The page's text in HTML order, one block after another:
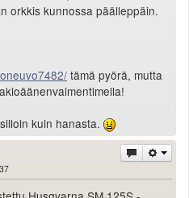
orkkis kunnossa päälleppäin.
tämä pyörä, mutta
kuin hanasta.